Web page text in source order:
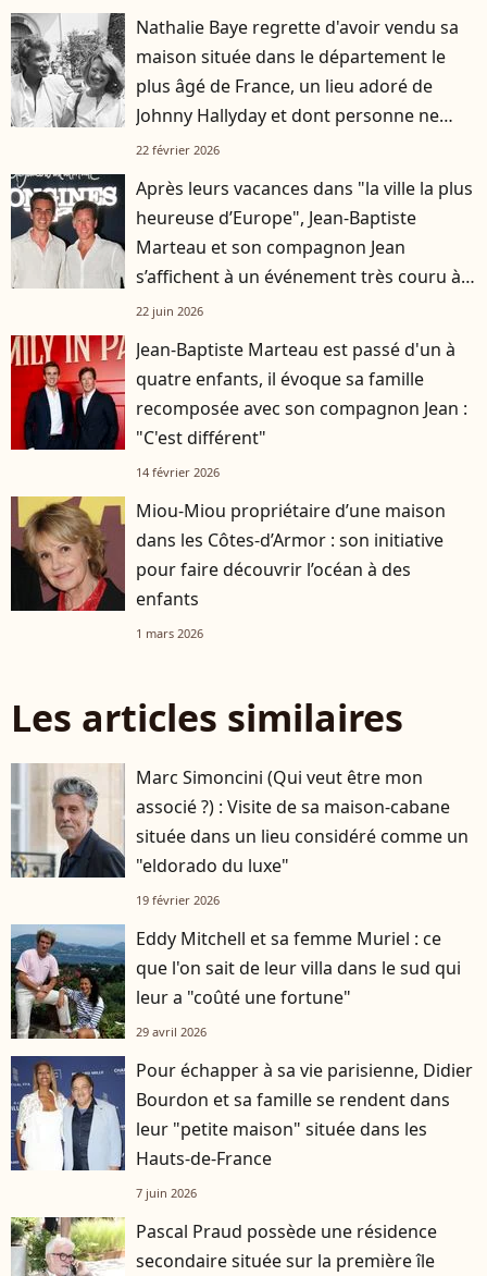
Nathalie Baye regrette d'avoir vendu sa
maison située dans le département le
plus âgé de France, un lieu adoré de
Johnny Hallyday et dont personne ne
prend soin aujourd'hui
22 février 2026
Après leurs vacances dans "la ville la plus
heureuse d’Europe", Jean-Baptiste
Marteau et son compagnon Jean
s’affichent à un événement très couru à
Paris
22 juin 2026
Jean-Baptiste Marteau est passé d'un à
quatre enfants, il évoque sa famille
recomposée avec son compagnon Jean :
"C'est différent"
14 février 2026
Miou-Miou propriétaire d’une maison
dans les Côtes-d’Armor : son initiative
pour faire découvrir l’océan à des
enfants
1 mars 2026
Les articles similaires
Marc Simoncini (Qui veut être mon
associé ?) : Visite de sa maison-cabane
située dans un lieu considéré comme un
"eldorado du luxe"
19 février 2026
Eddy Mitchell et sa femme Muriel : ce
que l'on sait de leur villa dans le sud qui
leur a "coûté une fortune"
29 avril 2026
Pour échapper à sa vie parisienne, Didier
Bourdon et sa famille se rendent dans
leur "petite maison" située dans les
Hauts-de-France
7 juin 2026
Pascal Praud possède une résidence
secondaire située sur la première île